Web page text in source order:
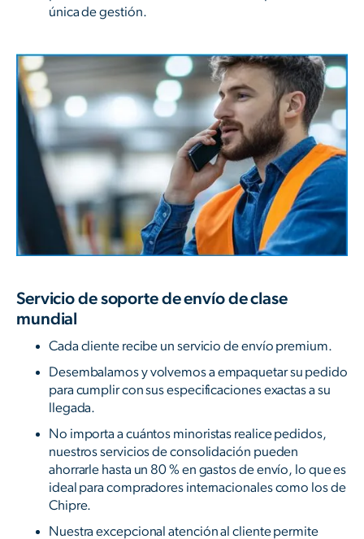
única de gestión.
Servicio de soporte de envío de clase
mundial
Cada cliente recibe un servicio de envío premium.
Desembalamos y volvemos a empaquetar su pedido
para cumplir con sus especificaciones exactas a su
llegada.
No importa a cuántos minoristas realice pedidos,
nuestros servicios de consolidación pueden
ahorrarle hasta un 80 % en gastos de envío, lo que es
ideal para compradores internacionales como los de
Chipre.
Nuestra excepcional atención al cliente permite